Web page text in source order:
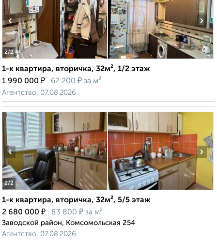
2/2
‹ ›
1-к квартира, вторичка, 32м², 1/2 этаж
1 990 000 ₽ 62 200 ₽ за м²
Агентство, 07.08.2026
2/2
‹ ›
1-к квартира, вторичка, 32м², 5/5 этаж
2 680 000 ₽ 83 800 ₽ за м²
Заводской район, Комсомольская 254
Агентство, 07.08.2026